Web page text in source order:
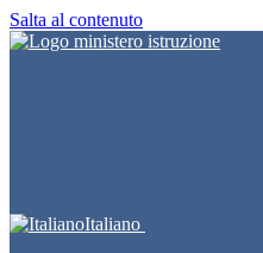
Salta al contenuto
Italiano